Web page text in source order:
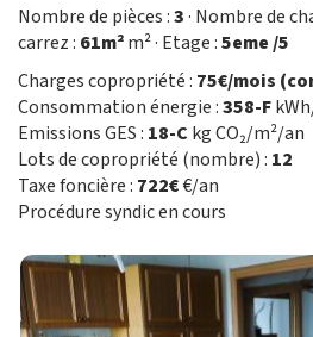
Nombre de pièces :3· Nombre de
carrez : 61m²m² · Etage :5eme /5
Charges copropriété : 75€/mois
Consommation énergie :358-F
Emissions GES : 18-C kg CO₂/m²/an
Lots de copropriété (nombre) : 12
Taxe foncière : 722€€/an
Procédure syndic en cours